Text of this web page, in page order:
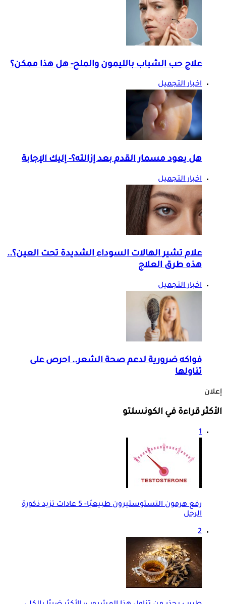
علاج حب الشباب بالليمون والملح- هل هذا ممكن؟
اخبار التجميل
هل يعود مسمار القدم بعد إزالته؟- إليك الإجابة
اخبار التجميل
علام تشير الهالات السوداء الشديدة تحت العين؟..
هذه طرق العلاج
اخبار التجميل
فواكه ضرورية لدعم صحة الشعر.. احرص على
تناولها
إعلان
الأكثر قراءة في الكونسلتو
1
رفع هرمون التستوستيرون طبيعيًا- 5 عادات تزيد ذكورة
الرجل
2